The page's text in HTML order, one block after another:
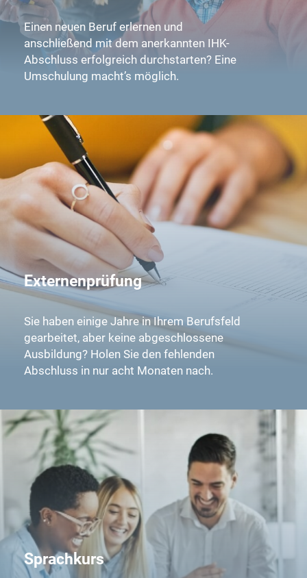
Einen neuen Beruf erlernen und
anschließend mit dem anerkannten IHK-
Abschluss erfolgreich durchstarten? Eine
Umschulung macht’s möglich.
Externenprüfung
Sie haben einige Jahre in Ihrem Berufsfeld
gearbeitet, aber keine abgeschlossene
Ausbildung? Holen Sie den fehlenden
Abschluss in nur acht Monaten nach.
Sprachkurs